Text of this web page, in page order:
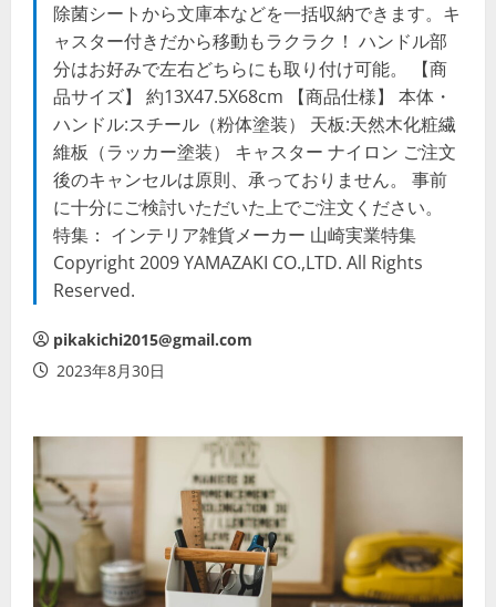
除菌シートから文庫本などを一括収納できます。キ
ャスター付きだから移動もラクラク！ ハンドル部
分はお好みで左右どちらにも取り付け可能。 【商
品サイズ】 約13X47.5X68cm 【商品仕様】 本体・
ハンドル:スチール（粉体塗装） 天板:天然木化粧繊
維板（ラッカー塗装） キャスター ナイロン ご注文
後のキャンセルは原則、承っておりません。 事前
に十分にご検討いただいた上でご注文ください。
特集： インテリア雑貨メーカー 山崎実業特集
Copyright 2009 YAMAZAKI CO.,LTD. All Rights
Reserved.
pikakichi2015@gmail.com
2023年8月30日